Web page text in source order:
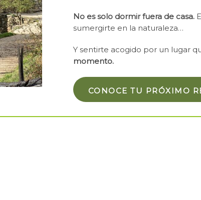
No es solo dormir fuera de casa.
sumergirte en la naturaleza…
Y sentirte acogido por un lugar
momento.
CONOCE TU PRÓXIMO